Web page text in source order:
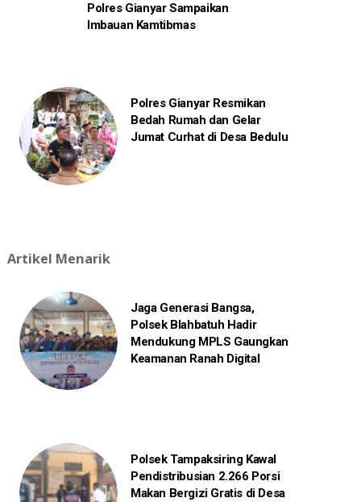
Polres Gianyar Sampaikan
Imbauan Kamtibmas
Polres Gianyar Resmikan
Bedah Rumah dan Gelar
Jumat Curhat di Desa Bedulu
Artikel Menarik
Jaga Generasi Bangsa,
Polsek Blahbatuh Hadir
Mendukung MPLS Gaungkan
Keamanan Ranah Digital
Polsek Tampaksiring Kawal
Pendistribusian 2.266 Porsi
Makan Bergizi Gratis di Desa